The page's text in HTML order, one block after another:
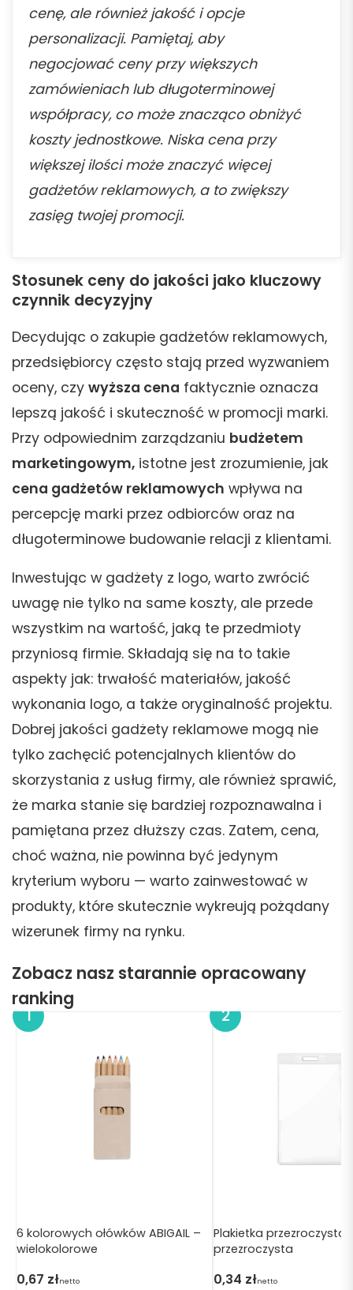
cenę, ale również jakość i opcje
personalizacji. Pamiętaj, aby
negocjować ceny przy większych
zamówieniach lub długoterminowej
współpracy, co może znacząco obniżyć
koszty jednostkowe. Niska cena przy
większej ilości może znaczyć więcej
gadżetów reklamowych, a to zwiększy
zasięg twojej promocji.
Stosunek ceny do jakości jako kluczowy
czynnik decyzyjny
Decydując o zakupie gadżetów reklamowych,
przedsiębiorcy często stają przed wyzwaniem
oceny, czy wyższa cena faktycznie oznacza
lepszą jakość i skuteczność w promocji marki.
Przy odpowiednim zarządzaniu budżetem
marketingowym, istotne jest zrozumienie, jak
cena gadżetów reklamowych wpływa na
percepcję marki przez odbiorców oraz na
długoterminowe budowanie relacji z klientami.
Inwestując w gadżety z logo, warto zwrócić
uwagę nie tylko na same koszty, ale przede
wszystkim na wartość, jaką te przedmioty
przyniosą firmie. Składają się na to takie
aspekty jak: trwałość materiałów, jakość
wykonania logo, a także oryginalność projektu.
Dobrej jakości gadżety reklamowe mogą nie
tylko zachęcić potencjalnych klientów do
skorzystania z usług firmy, ale również sprawić,
że marka stanie się bardziej rozpoznawalna i
pamiętana przez dłuższy czas. Zatem, cena,
choć ważna, nie powinna być jedynym
kryterium wyboru — warto zainwestować w
produkty, które skutecznie wykreują pożądany
wizerunek firmy na rynku.
Zobacz nasz starannie opracowany
ranking
6 kolorowych ołówków ABIGAIL –
wielokolorowe
0,67 złnetto
Plakietka przezroczysta
przezroczysta
0,34 złnetto